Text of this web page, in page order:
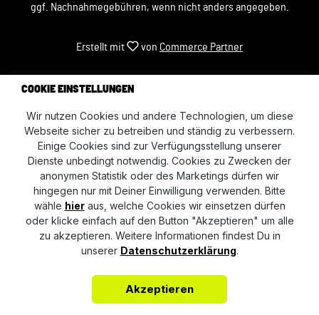
ggf. Nachnahmegebühren, wenn nicht anders angegeben.
Erstellt mit von Commerce Partner
COOKIE EINSTELLUNGEN
Wir nutzen Cookies und andere Technologien, um diese
Webseite sicher zu betreiben und ständig zu verbessern.
Einige Cookies sind zur Verfügungsstellung unserer
Dienste unbedingt notwendig. Cookies zu Zwecken der
anonymen Statistik oder des Marketings dürfen wir
hingegen nur mit Deiner Einwilligung verwenden. Bitte
wähle hieraus, welche Cookies wir einsetzen dürfen
oder klicke einfach auf den Button "Akzeptieren" um alle
zu akzeptieren. Weitere Informationen findest Du in
unserer Datenschutzerklärung.
Akzeptieren